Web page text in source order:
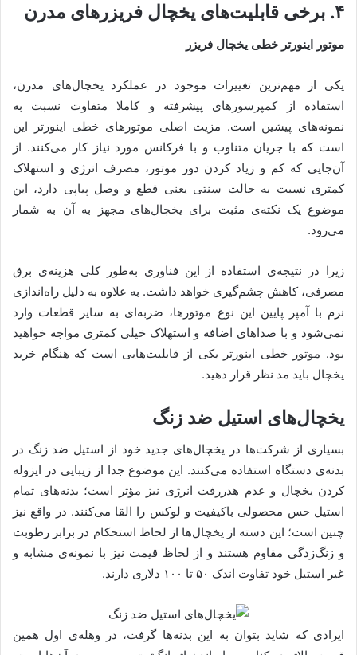
۴. برخی قابلیت‌های یخچال فریزرهای مدرن
موتور اینورتر خطی یخچال فریزر
یکی از مهم‌ترین تغییرات موجود در عملکرد یخچال‌های مدرن،
استفاده از کمپرسور‌های پیشرفته و کاملا متفاوت نسبت به
نمونه‌های پیشین است. مزیت اصلی موتورهای خطی اینورتر این
است که با جریان متناوب و با فرکانس مورد نیاز کار می‌کنند. از
آن‌جایی که کم ‌و زیاد کردن دور موتور، مصرف انرژی و استهلاک
کمتری نسبت به حالت سنتی یعنی قطع و وصل پیاپی دارد، این
موضوع یک نکته‌ی مثبت برای یخچال‌های مجهز به آن به شمار
می‌رود.
زیرا در نتیجه‌ی استفاده از این فناوری به‌‌طور کلی هزینه‌ی برق
مصرفی، کاهش چشم‌گیری خواهد داشت. به علاوه به دلیل راه‌اندازی
نرم با آمپر پایین این نوع موتورها، ضربه‌ای به سایر قطعات وارد
نمی‌شود و با صداهای اضافه و استهلاک خیلی کمتری مواجه خواهید
بود. موتور خطی اینورتر یکی از قابلیت‌هایی است که هنگام خرید
یخچال باید مد نظر قرار دهید.
یخچال‌های استیل ضد زنگ
بسیاری از شرکت‌ها در یخچال‌های جدید خود از استیل ضد زنگ در
بدنه‌ی دستگاه استفاده می‌کنند. این موضوع جدا از زیبایی در ایزوله
کردن یخچال و عدم هدررفت انرژی نیز مؤثر است؛ بدنه‌های تمام
استیل حس محصولی باکیفیت و لوکس را القا می‌کنند. در واقع نیز
چنین است؛ این دسته از یخچال‌ها از لحاظ استحکام در برابر رطوبت
و زنگ‌زدگی مقاوم هستند و از لحاظ قیمت نیز با نمونه‌ی مشابه و
غیر استیل خود تفاوت اندک ۵۰ تا ۱۰۰ دلاری دارند.
ایرادی که شاید بتوان به این بدنه‌ها گرفت، در وهله‌ی اول همین